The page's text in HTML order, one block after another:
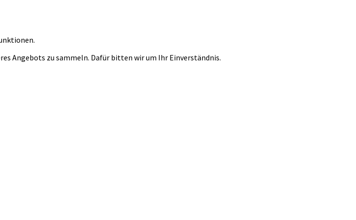
Angebots zu sammeln. Dafür bitten wir um Ihr Einverständnis.